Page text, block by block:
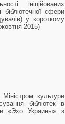
ініційованих
сфери
у короткому
2015)
культури
бібліотек в
«Эхо Украины» з